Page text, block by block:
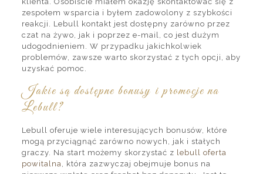
zespołem wsparcia i byłem zadowolony z szybkości
reakcji. Lebull kontakt jest dostępny zarówno przez
czat na żywo, jak i poprzez e-mail, co jest dużym
udogodnieniem. W przypadku jakichkolwiek
problemów, zawsze warto skorzystać z tych opcji, aby
uzyskać pomoc.
Jakie są dostępne bonusy i promocje na
Lebull?
Lebull oferuje wiele interesujących bonusów, które
mogą przyciągnąć zarówno nowych, jak i stałych
graczy. Na start możemy skorzystać z lebull oferta
powitalna, która zazwyczaj obejmuje bonus na